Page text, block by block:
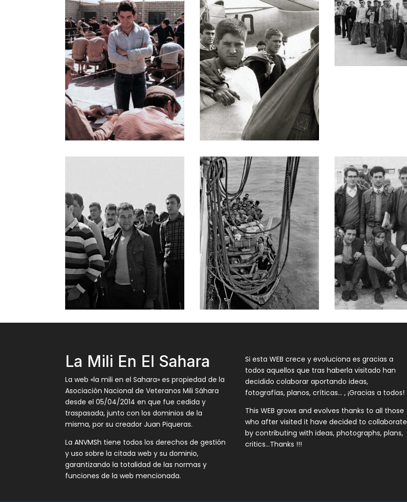
La Mili En El Sahara
La web «la mili en el Sahara» es propiedad de la
Asociación Nacional de Veteranos Mili Sáhara
desde el 05/04/2014 en que fue cedida y
traspasada, junto con los dominios de la
misma, por su creador Juan Piqueras.
La ANVMSh tiene todos los derechos de gestión
y uso sobre la citada web y su dominio,
garantizando la totalidad de las normas y
funciones de la web mencionada.
Si esta WEB crece y evoluciona es gracias a
todos aquellos que tras haberla visitado han
decidido colaborar aportando ideas,
fotografías, planos, críticas… , ¡Gracias a todos!
This WEB grows and evolves thanks to all those
who after visited it have decided to collaborate
by contributing with ideas, photographs, plans,
critics…Thanks !!!